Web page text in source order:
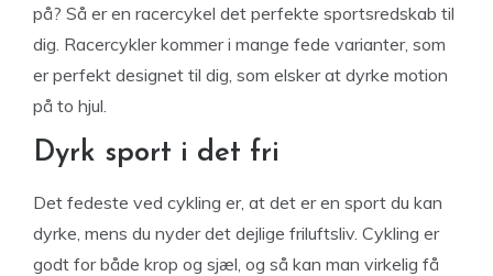
på? Så er en racercykel det perfekte sportsredskab til
dig. Racercykler kommer i mange fede varianter, som
er perfekt designet til dig, som elsker at dyrke motion
på to hjul.
Dyrk sport i det fri
Det fedeste ved cykling er, at det er en sport du kan
dyrke, mens du nyder det dejlige friluftsliv. Cykling er
godt for både krop og sjæl, og så kan man virkelig få